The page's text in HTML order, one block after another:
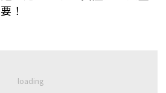
要！